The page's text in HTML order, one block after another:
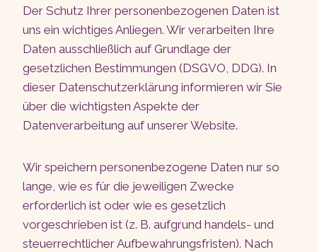
Der Schutz Ihrer personenbezogenen Daten ist
uns ein wichtiges Anliegen. Wir verarbeiten Ihre
Daten ausschließlich auf Grundlage der
gesetzlichen Bestimmungen (DSGVO, DDG). In
dieser Datenschutzerklärung informieren wir Sie
über die wichtigsten Aspekte der
Datenverarbeitung auf unserer Website.
Wir speichern personenbezogene Daten nur so
lange, wie es für die jeweiligen Zwecke
erforderlich ist oder wie es gesetzlich
vorgeschrieben ist (z. B. aufgrund handels- und
steuerrechtlicher Aufbewahrungsfristen). Nach